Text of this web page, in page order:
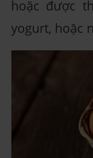
hoặc được
yogurt, hoặc